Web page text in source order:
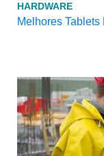
HARDWARE
Melhores